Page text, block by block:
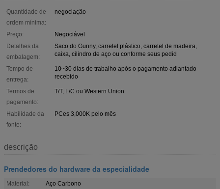
Quantidade de
ordem mínima:
negociação
Preço:
Negociável
Detalhes da
embalagem:
Saco do Gunny, carretel plástico, carretel de madeira,
caixa, cilindro de aço ou conforme seus pedid
Tempo de
entrega:
10~30 dias de trabalho após o pagamento adiantado
recebido
Termos de
pagamento:
T/T, L/C ou Western Union
Habilidade da
fonte:
PCes 3,000K pelo mês
descrição
Prendedores do hardware da especialidade
Material:
Aço Carbono